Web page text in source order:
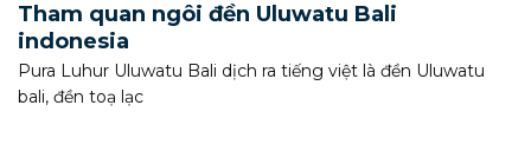
Tham quan ngôi đền Uluwatu Bali
indonesia
Pura Luhur Uluwatu Bali dịch ra tiếng việt là đền Uluwatu
bali, đền toạ lạc